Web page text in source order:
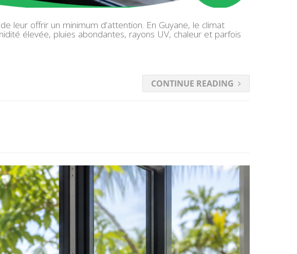
leur offrir un minimum d’attention. En Guyane, le climat
élevée, pluies abondantes, rayons UV, chaleur et parfois
CONTINUE READING